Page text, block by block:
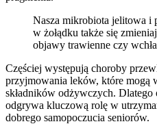
Nasza mikrobiota jelitowa i
w żołądku także się
objawy trawienne czy
Częściej występują choroby
przyjmowania leków, które mogą
składników odżywczych.
odgrywa kluczową rolę w
dobrego samopoczucia seniorów.